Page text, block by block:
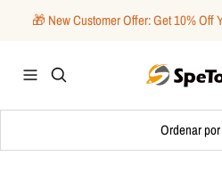
🎁 New Customer Offer: Get 10% Off
Navigación
SpeTool
Ordenar por